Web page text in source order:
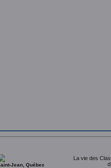
Jean, Québec
La vie des